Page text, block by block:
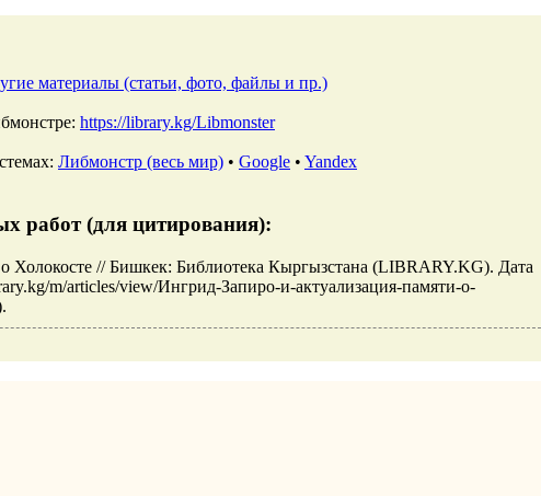
материалы (статьи, фото, файлы и пр.)
https://library.kg/Libmonster
Либмонстр (весь мир) • Google • Yandex
работ (для цитирования):
Холокосте // Бишкек: Библиотека Кыргызстана (LIBRARY.KG). Дата
m/articles/view/Ингрид-Запиро-и-актуализация-памяти-о-